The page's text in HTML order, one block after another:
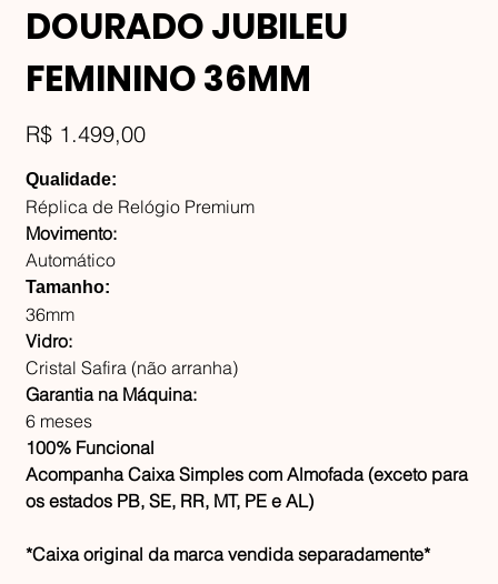
DOURADO JUBILEU
FEMININO 36MM
Preço
R$ 1.499,00
Qualidade:
Réplica de Relógio Premium
Movimento:
Automático
Tamanho:
36mm
Vidro:
Cristal Safira (não arranha)
Garantia na Máquina:
6 meses
100% Funcional
Acompanha Caixa Simples com Almofada (exceto para
os estados PB, SE, RR, MT, PE e AL)
*Caixa original da marca vendida separadamente*